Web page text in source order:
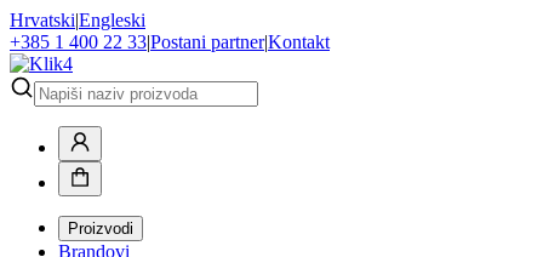
Hrvatski|Engleski
+385 1 400 22 33|Postani partner|Kontakt
Proizvodi
Brandovi